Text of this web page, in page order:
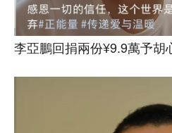
李亞鵬回捐兩份¥9.9萬予胡